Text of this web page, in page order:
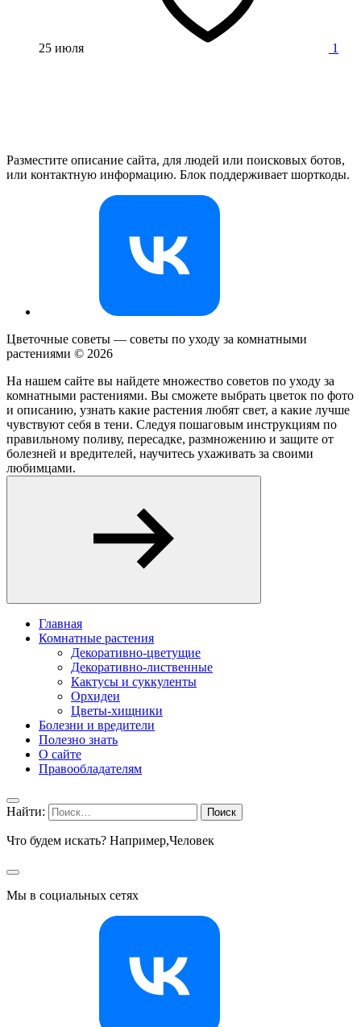
25 июля 1
Разместите описание сайта, для людей или поисковых ботов,
или контактную информацию. Блок поддерживает шорткоды.
Цветочные советы — советы по уходу за комнатными
растениями © 2026
На нашем сайте вы найдете множество советов по уходу за
комнатными растениями. Вы сможете выбрать цветок по фото
и описанию, узнать какие растения любят свет, а какие лучше
чувствуют себя в тени. Следуя пошаговым инструкциям по
правильному поливу, пересадке, размножению и защите от
болезней и вредителей, научитесь ухаживать за своими
любимцами.
Главная
Комнатные растения
Декоративно-цветущие
Декоративно-лиственные
Кактусы и суккуленты
Орхидеи
Цветы-хищники
Болезни и вредители
Полезно знать
О сайте
Правообладателям
Найти:
Что будем искать? Например,Человек
Мы в социальных сетях